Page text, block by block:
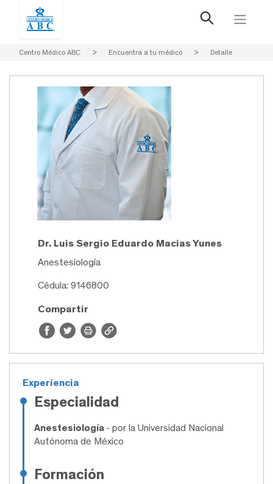
Centro Médico ABC > Encuentra a tu médico > Detalle
Dr. Luis Sergio Eduardo Macias Yunes
Anestesiología
Cédula: 9146800
Compartir
Experiencia
Especialidad
Anestesiología - por la Universidad Nacional
Autónoma de México
Formación